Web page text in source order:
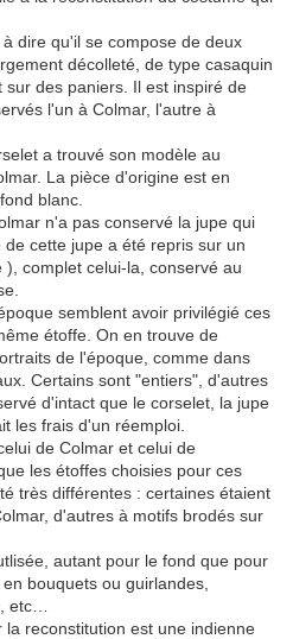
dire qu'il se compose de deux
décolleté, de type casaquin
des paniers. Il est inspiré de
l'un à Colmar, l'autre à
a trouvé son modèle au
La pièce d'origine est en
blanc.
n'a pas conservé la jupe qui
cette jupe a été repris sur un
complet celui-la, conservé au
semblent avoir privilégié ces
étoffe. On en trouve de
de l'époque, comme dans
Certains sont "entiers", d'autres
d'intact que le corselet, la jupe
les frais d'un réemploi.
de Colmar et celui de
les étoffes choisies pour ces
très différentes : certaines étaient
d'autres à motifs brodés sur
autant pour le fond que pour
bouquets ou guirlandes,
etc…
reconstitution est une indienne